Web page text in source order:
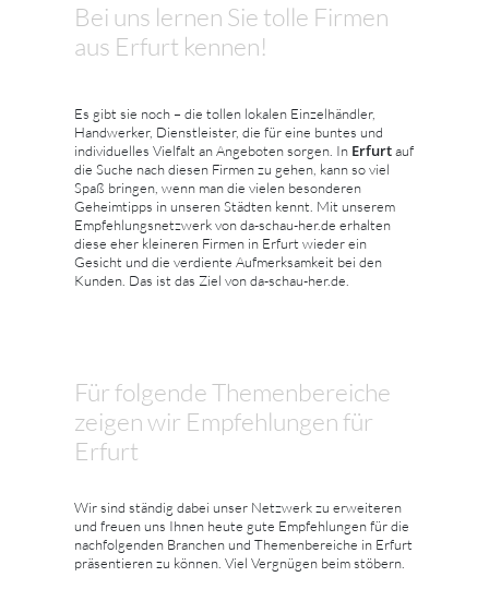
Bei uns lernen Sie tolle Firmen
aus Erfurt kennen!
Es gibt sie noch – die tollen lokalen Einzelhändler,
Handwerker, Dienstleister, die für eine buntes und
individuelles Vielfalt an Angeboten sorgen. In Erfurtauf
die Suche nach diesen Firmen zu gehen, kann so viel
Spaß bringen, wenn man die vielen besonderen
Geheimtipps in unseren Städten kennt. Mit unserem
Empfehlungsnetzwerk von da-schau-her.de erhalten
diese eher kleineren Firmen in Erfurt wieder ein
Gesicht und die verdiente Aufmerksamkeit bei den
Kunden. Das ist das Ziel von da-schau-her.de.
Für folgende Themenbereiche
zeigen wir Empfehlungen für
Erfurt
Wir sind ständig dabei unser Netzwerk zu erweiteren
und freuen uns Ihnen heute gute Empfehlungen für die
nachfolgenden Branchen und Themenbereiche in Erfurt
präsentieren zu können. Viel Vergnügen beim stöbern.